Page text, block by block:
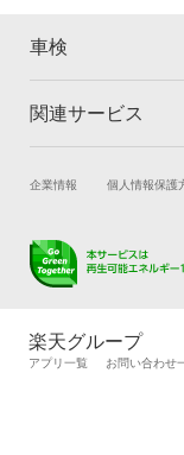
車検
トップ
車検の基礎知識
関連サービス
試乗・商談
キズ修理予約
メンテナンス管理
タイヤ交換サービス
自動車カタログ
企業情報 個人情報保護
楽天グループ
アプリ一覧 お問い合わせ